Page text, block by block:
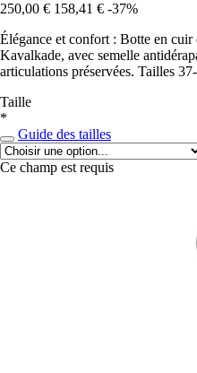
250,00 € 158,41 € -37%
Élégance et confort : Botte en
Kavalkade, avec semelle
articulations préservées. Tailles
Taille
*
Guide des tailles
Ce champ est requis